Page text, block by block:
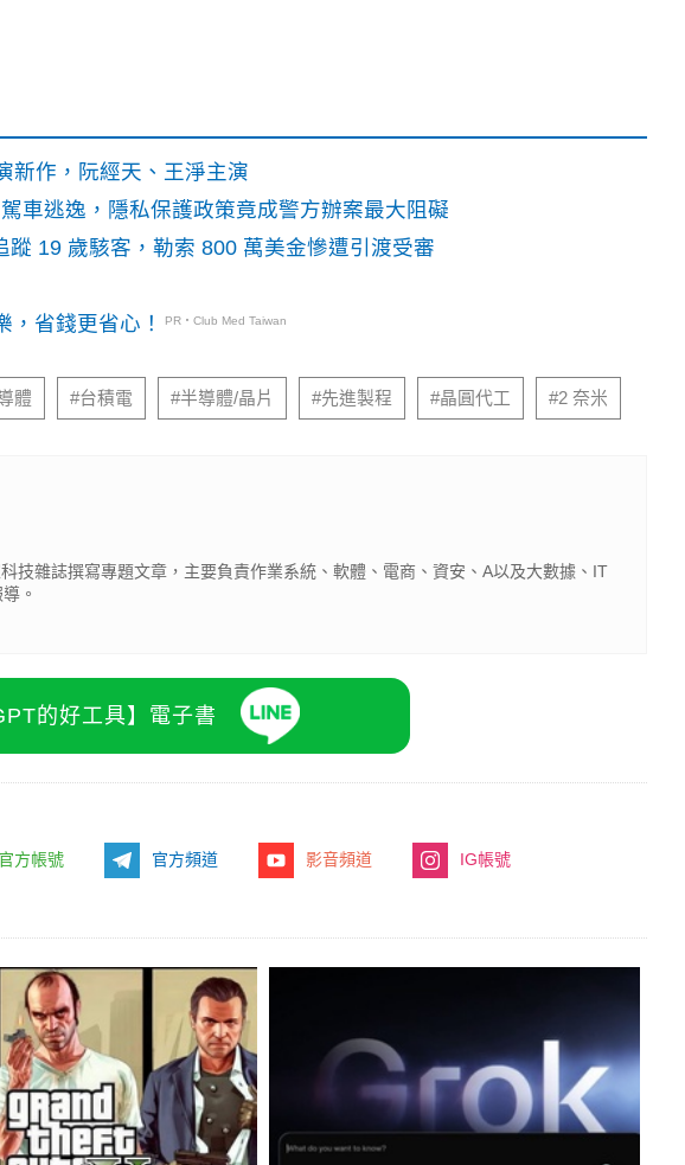
新作，阮經天、王淨主演
車逃逸，隱私保護政策竟成警方辦案最大阻礙
19 歲駭客，勒索 800 萬美金慘遭引渡受審
省錢更省心！ PR・Club Med Taiwan
體 #台積電 #半導體/晶片 #先進製程 #晶圓代工 #2 奈米
技雜誌撰寫專題文章，主要負責作業系統、軟體、電商、資安、A以及大數據、IT
。
的好工具】電子書
官方帳號 官方頻道 影音頻道 IG帳號